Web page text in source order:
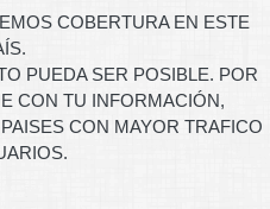
COBERTURA EN ESTE
PUEDA SER POSIBLE. POR
CON TU INFORMACIÓN,
CON MAYOR TRAFICO